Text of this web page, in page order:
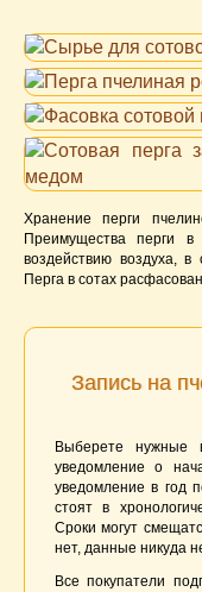
Хранение перги
Преимущества перги
воздействию воздуха,
Перга в сотах
Запись на
Выберете нужные
уведомление о
уведомление в год
стоят в
Сроки могут
нет, данные никуда
Все покупатели